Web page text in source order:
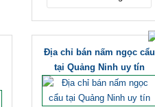
Địa chỉ bán nấm ngọc cẩu
tại Quảng Ninh uy tín